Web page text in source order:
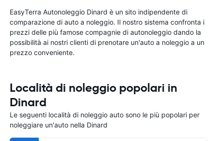
EasyTerra Autonoleggio Dinard è un sito indipendente di
comparazione di auto a noleggio. Il nostro sistema confronta i
prezzi delle più famose compagnie di autonoleggio dando la
possibilità ai nostri clienti di prenotare un'auto a noleggio a un
prezzo conveniente.
Località di noleggio popolari in
Dinard
Le seguenti località di noleggio auto sono le più popolari per
noleggiare un'auto nella Dinard